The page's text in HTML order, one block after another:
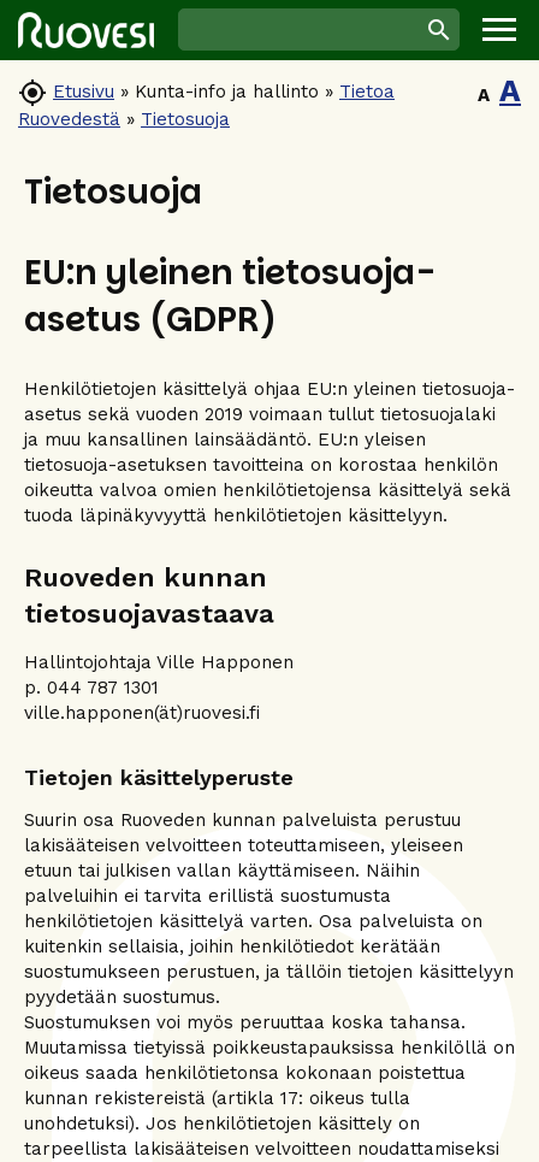
 Etusivu » Kunta-info ja hallinto » Tietoa
Ruovedestä » Tietosuoja
A A
Tietosuoja
EU:n yleinen tietosuoja-
asetus (GDPR)
Henkilötietojen käsittelyä ohjaa EU:n yleinen tietosuoja-
asetus sekä vuoden 2019 voimaan tullut tietosuojalaki
ja muu kansallinen lainsäädäntö. EU:n yleisen
tietosuoja-asetuksen tavoitteina on korostaa henkilön
oikeutta valvoa omien henkilötietojensa käsittelyä sekä
tuoda läpinäkyvyyttä henkilötietojen käsittelyyn.
Ruoveden kunnan
tietosuojavastaava
Hallintojohtaja Ville Happonen
p. 044 787 1301
ville.happonen(ät)ruovesi.fi
Tietojen käsittelyperuste
Suurin osa Ruoveden kunnan palveluista perustuu
lakisääteisen velvoitteen toteuttamiseen, yleiseen
etuun tai julkisen vallan käyttämiseen. Näihin
palveluihin ei tarvita erillistä suostumusta
henkilötietojen käsittelyä varten. Osa palveluista on
kuitenkin sellaisia, joihin henkilötiedot kerätään
suostumukseen perustuen, ja tällöin tietojen käsittelyyn
pyydetään suostumus.
Suostumuksen voi myös peruuttaa koska tahansa.
Muutamissa tietyissä poikkeustapauksissa henkilöllä on
oikeus saada henkilötietonsa kokonaan poistettua
kunnan rekistereistä (artikla 17: oikeus tulla
unohdetuksi). Jos henkilötietojen käsittely on
tarpeellista lakisääteisen velvoitteen noudattamiseksi